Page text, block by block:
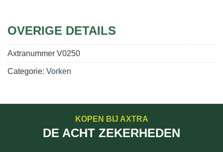
OVERIGE DETAILS
Axtranummer V0250
Categorie: Vorken
KOPEN BIJ AXTRA
DE ACHT ZEKERHEDEN